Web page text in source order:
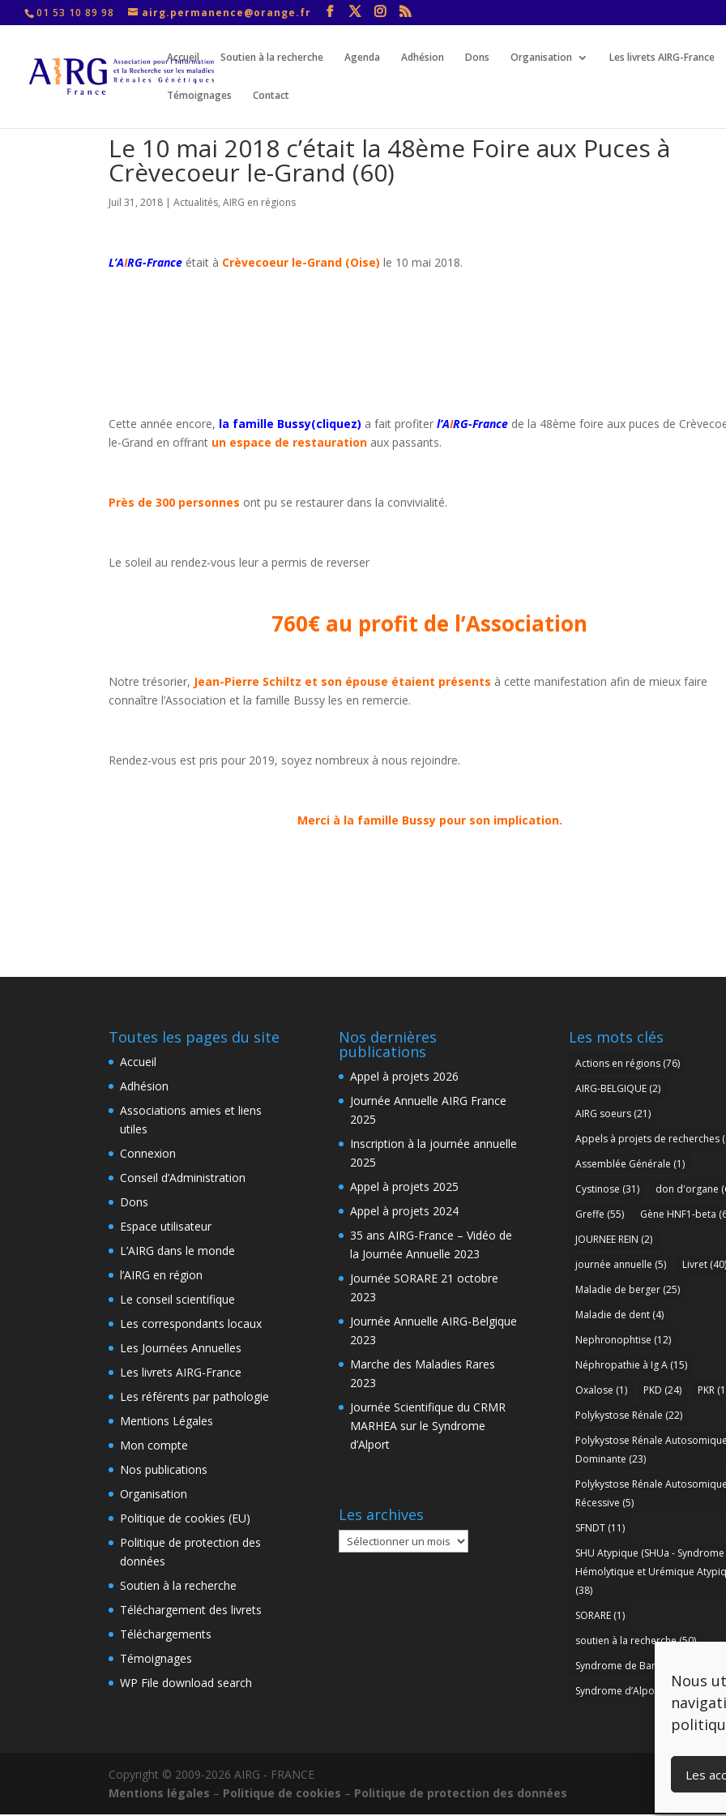
Nous
Les
01 53 10 89 98 airg.permanence@orange.fr
Accueil Soutien à la recherche Agenda Adhésion Dons Organisation Les livrets AIRG-France
Témoignages Contact
Le 10 mai 2018 c’était la 48ème Foire aux Puces à
Crèvecoeur le-Grand (60)
Juil 31, 2018 |Actualités,AIRG en régions
L’AIRG-France était à Crèvecoeur le-Grand (Oise) le 10 mai 2018.
Cette année encore, la famille Bussy(cliquez) a fait profiterl’AIRG-France de la 48ème foire aux puces de
le-Grand en offrant un espace de restauration aux passants.
Près de 300 personnes ont pu se restaurer dans la convivialité.
Le soleil au rendez-vous leur a permis de reverser
760€ au profit de l’Association
Notre trésorier, Jean-Pierre Schiltz et son épouse étaient présents à cette manifestation afin de mieux faire
connaître l’Association et la famille Bussy les en remercie.
Rendez-vous est pris pour 2019, soyez nombreux à nous rejoindre.
Merci à la famille Bussy pour son implication.
Toutes les pages du site
Accueil
Adhésion
Associations amies et liens
utiles
Connexion
Conseil d’Administration
Dons
Espace utilisateur
L’AIRG dans le monde
l’AIRG en région
Le conseil scientifique
Les correspondants locaux
Les Journées Annuelles
Les livrets AIRG-France
Les référents par pathologie
Mentions Légales
Mon compte
Nos publications
Organisation
Politique de cookies (EU)
Politique de protection des
données
Soutien à la recherche
Téléchargement des livrets
Téléchargements
Témoignages
WP File download search
Nos dernières
publications
Appel à projets 2026
Journée Annuelle AIRG France
2025
Inscription à la journée annuelle
2025
Appel à projets 2025
Appel à projets 2024
35 ans AIRG-France – Vidéo de
la Journée Annuelle 2023
Journée SORARE 21 octobre
2023
Journée Annuelle AIRG-Belgique
2023
Marche des Maladies Rares
2023
Journée Scientifique du CRMR
MARHEA sur le Syndrome
d’Alport
Les archives
Les
archives
Les mots clés
Actions en régions(76)
AIRG-BELGIQUE(2)
AIRG soeurs(21)
Appels à projets de recherches
Assemblée Générale (1)
Cystinose (31) don d'organe
Greffe (55) Gène HNF1-beta
JOURNEE REIN (2)
journée annuelle (5) Livret(40)
Maladie de berger(25)
Maladie de dent(4)
Nephronophtise (12)
Néphropathie à Ig A(15)
Oxalose (1) PKD (24) PKR
Polykystose Rénale (22)
Polykystose Rénale
Dominante (23)
Polykystose Rénale
Récessive (5)
SFNDT(11)
SHU Atypique (SHUa - Syndrome
Hémolytique et Urémique
(38)
SORARE(1)
soutien à la recherche(50)
Syndrome de Bartter
Syndrome d’Alport
(37)
Copyright © 2009-2026 AIRG - FRANCE
Mentions légales – Politique de cookies – Politique de protection des données